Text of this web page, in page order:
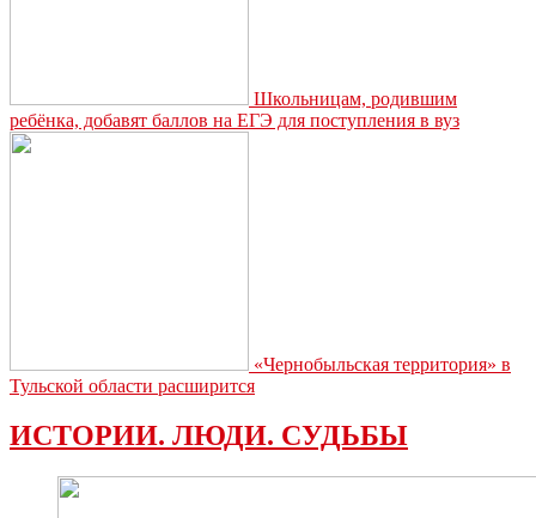
Школьницам, родившим
ребёнка, добавят баллов на ЕГЭ для поступления в вуз
«Чернобыльская территория» в
Тульской области расширится
ИСТОРИИ. ЛЮДИ. СУДЬБЫ